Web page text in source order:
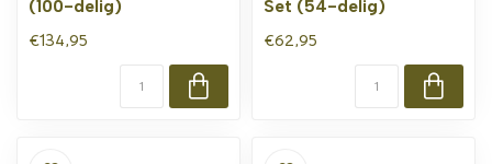
(100-delig)
€134,95
Set (54-delig)
€62,95